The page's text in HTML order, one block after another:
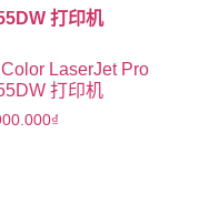
LaserJet Pro
打印机
₫